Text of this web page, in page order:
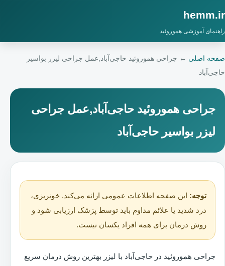
hemm.ir
راهنمای آموزشی هموروئید
صفحه اصلی ← جراحی هموروئید حاجی‌آباد,عمل جراحی لیزر بواسیر
حاجی‌آباد
جراحی هموروئید حاجی‌آباد,عمل جراحی
لیزر بواسیر حاجی‌آباد
توجه: این صفحه اطلاعات عمومی ارائه می‌کند. خونریزی،
درد شدید یا علائم مداوم باید توسط پزشک ارزیابی شود و
روش درمان برای همه افراد یکسان نیست.
جراحی هموروئید در حاجی‌آباد با لیزر بهترین روش درمان سریع